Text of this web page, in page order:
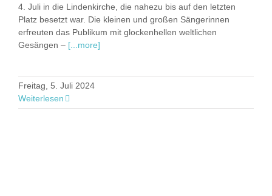
4. Juli in die Lindenkirche, die nahezu bis auf den letzten
Platz besetzt war. Die kleinen und großen Sängerinnen
erfreuten das Publikum mit glockenhellen weltlichen
Gesängen – [...more]
Freitag, 5. Juli 2024
Weiterlesen